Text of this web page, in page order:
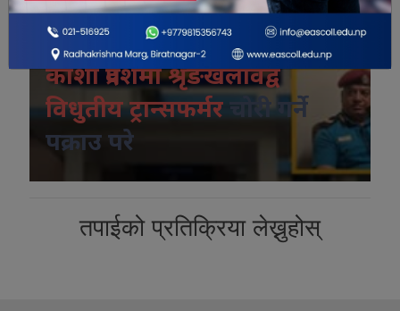
विशेष भिडियो
कोशी प्रदेशमा श्रृंङखलावद्व
विधुतीय ट्रान्सफर्मर
चोरी गर्ने
पक्राउ परे
तपाईको प्रतिक्रिया लेख्नुहोस्